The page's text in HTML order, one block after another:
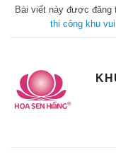
trẻ
Hưng
–
Bài viết này được đăng
thi công khu